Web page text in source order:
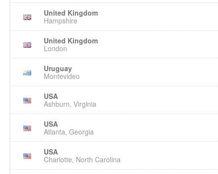
United Kingdom
Hampshire
United Kingdom
London
Uruguay
Montevideo
USA
Ashburn, Virginia
USA
Atlanta, Georgia
USA
Charlotte, North Carolina